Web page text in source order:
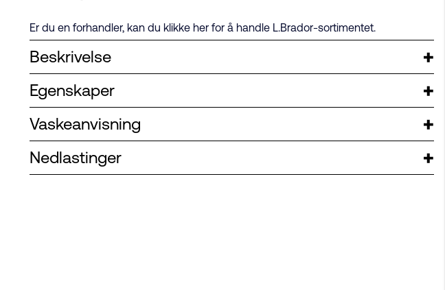
Er du en forhandler, kan du klikke her for å handle L.Brador-sortimentet.
Beskrivelse
Egenskaper
Vaskeanvisning
Nedlastinger